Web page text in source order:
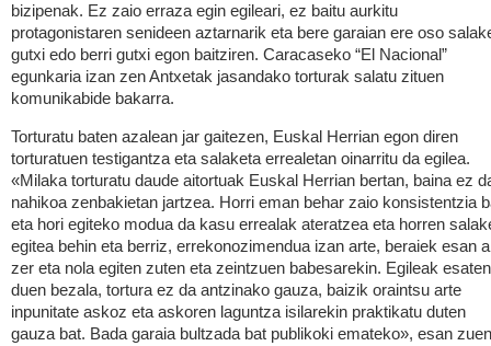
bizipenak. Ez zaio erraza egin egileari, ez baitu aurkitu
protagonistaren senideen aztarnarik eta bere garaian ere oso
gutxi edo berri gutxi egon baitziren. Caracaseko “El Nacional”
egunkaria izan zen Antxetak jasandako torturak salatu zituen
komunikabide bakarra.
Torturatu baten azalean jar gaitezen, Euskal Herrian egon diren
torturatuen testigantza eta salaketa errealetan oinarritu da egilea.
«Milaka torturatu daude aitortuak Euskal Herrian bertan, baina ez
nahikoa zenbakietan jartzea. Horri eman behar zaio konsistentzia
eta hori egiteko modua da kasu errealak ateratzea eta horren
egitea behin eta berriz, errekonozimendua izan arte, beraiek esan
zer eta nola egiten zuten eta zeintzuen babesarekin. Egileak esaten
duen bezala, tortura ez da antzinako gauza, baizik oraintsu arte
inpunitate askoz eta askoren laguntza isilarekin praktikatu duten
gauza bat. Bada garaia bultzada bat publikoki emateko», esan zuen